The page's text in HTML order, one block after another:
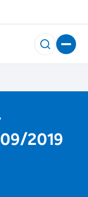
2019